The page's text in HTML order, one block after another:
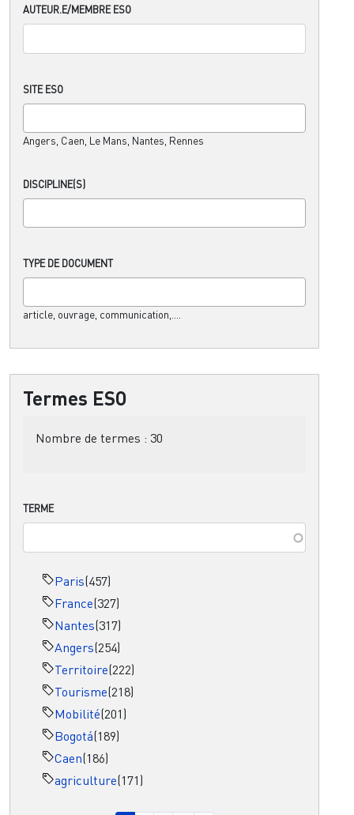
AUTEUR.E/MEMBRE ESO
SITE ESO
Angers, Caen, Le Mans, Nantes, Rennes
DISCIPLINE(S)
TYPE DE DOCUMENT
article, ouvrage, communication,....
Termes ESO
Nombre de termes : 30
TERME
Paris(457)
France(327)
Nantes(317)
Angers(254)
Territoire(222)
Tourisme(218)
Mobilité(201)
Bogotá(189)
Caen(186)
agriculture(171)